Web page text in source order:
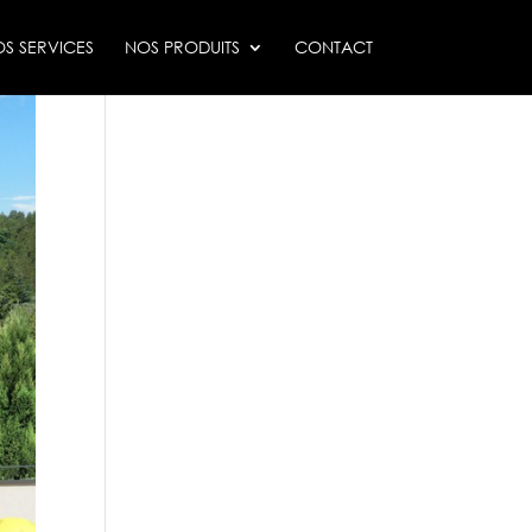
SERVICES NOS PRODUITS CONTACT